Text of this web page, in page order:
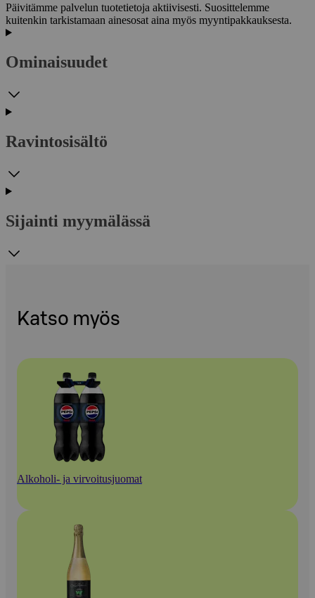
Päivitämme palvelun tuotetietoja aktiivisesti. Suosittelemme
kuitenkin tarkistamaan ainesosat aina myös myyntipakkauksesta.
Ominaisuudet
Ravintosisältö
Sijainti myymälässä
Katso myös
Alkoholi- ja virvoitusjuomat